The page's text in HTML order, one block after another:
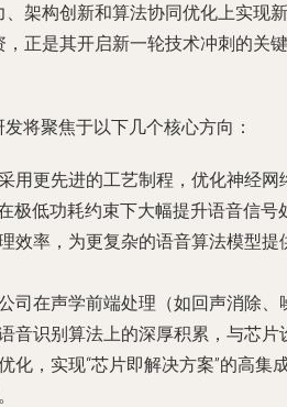
架构创新和算法协同优化上实现新
正是其开启新一轮技术冲刺的关键
将聚焦于以下几个核心方向：
采用更先进的工艺制程，优化神经网
极低功耗约束下大幅提升语音信号
效率，为更复杂的语音算法模型提
公司在声学前端处理（如回声消除、
音识别算法上的深厚积累，与芯片
化，实现“芯片即解决方案”的高集